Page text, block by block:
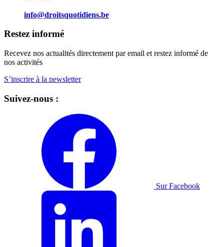
info@droitsquotidiens.be
Restez informé
Recevez nos actualités directement par email et restez informé de
nos activités
S’inscrire à la newsletter
Suivez-nous :
Sur Facebook